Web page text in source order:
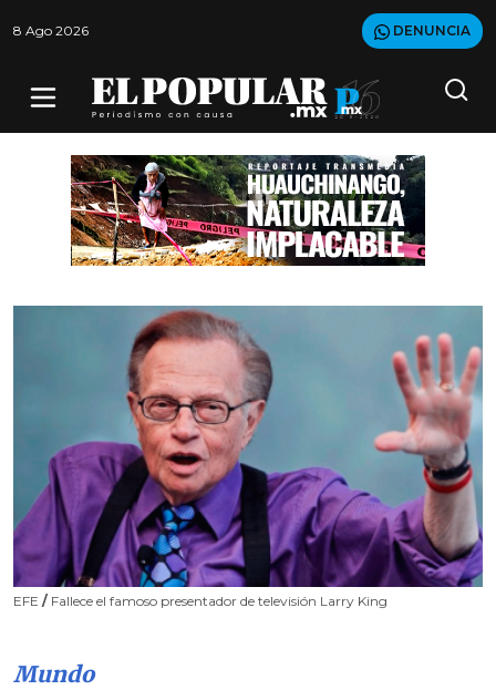
8 Ago 2026 DENUNCIA
EFE / Fallece el famoso presentador de televisión Larry King
Mundo